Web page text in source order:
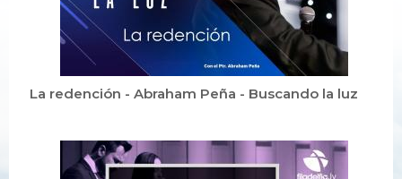
La redención - Abraham Peña - Buscando la luz